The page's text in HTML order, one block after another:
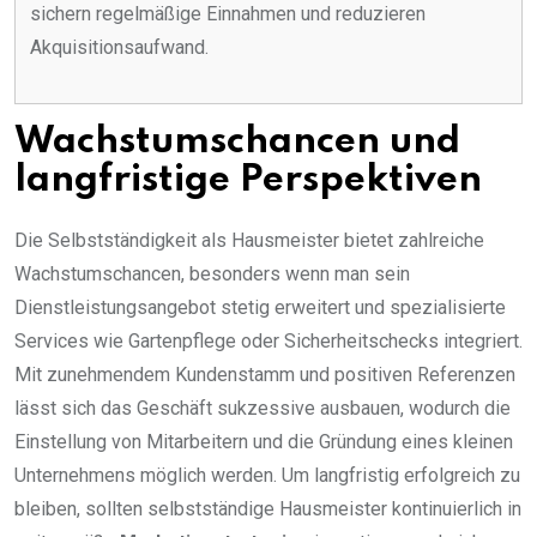
sichern regelmäßige Einnahmen und reduzieren
Akquisitionsaufwand.
Wachstumschancen und
langfristige Perspektiven
Die Selbstständigkeit als Hausmeister bietet zahlreiche
Wachstumschancen, besonders wenn man sein
Dienstleistungsangebot stetig erweitert und spezialisierte
Services wie Gartenpflege oder Sicherheitschecks integriert.
Mit zunehmendem Kundenstamm und positiven Referenzen
lässt sich das Geschäft sukzessive ausbauen, wodurch die
Einstellung von Mitarbeitern und die Gründung eines kleinen
Unternehmens möglich werden. Um langfristig erfolgreich zu
bleiben, sollten selbstständige Hausmeister kontinuierlich in